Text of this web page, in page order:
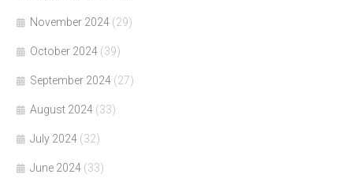
November 2024 (29)
October 2024 (39)
September 2024 (27)
August 2024 (33)
July 2024 (32)
June 2024 (33)